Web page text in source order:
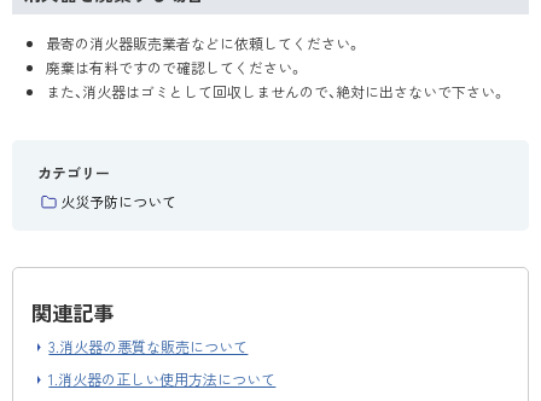
最寄の消火器販売業者などに依頼してください。
廃棄は有料ですので確認してください。
また、消火器はゴミとして回収しませんので、絶対に出さないで下さい。
カテゴリー
火災予防について
関連記事
3.消火器の悪質な販売について
1.消火器の正しい使用方法について